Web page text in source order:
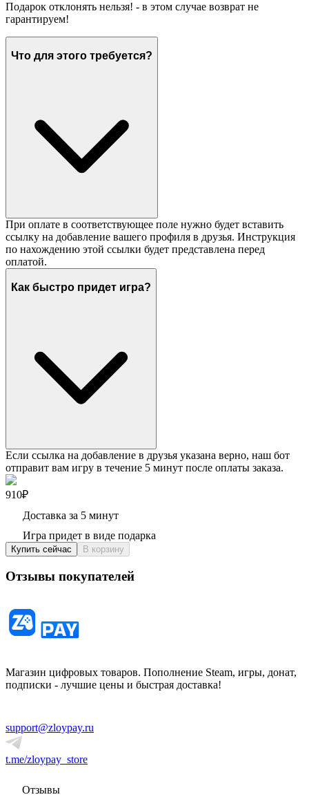
Подарок отклонять нельзя! - в этом случае возврат не
гарантируем!
Что для этого требуется?
При оплате в соответствующее поле нужно будет вставить
ссылку на добавление вашего профиля в друзья. Инструкция
по нахождению этой ссылки будет представлена перед
оплатой.
Как быстро придет игра?
Если ссылка на добавление в друзья указана верно, наш бот
отправит вам игру в течение 5 минут после оплаты заказа.
910₽
Доставка за 5 минут
Игра придет в виде подарка
Купить сейчас В корзину
Отзывы покупателей
Магазин цифровых товаров. Пополнение Steam, игры, донат,
подписки - лучшие цены и быстрая доставка!
support@zloypay.ru
t.me/zloypay_store
Отзывы